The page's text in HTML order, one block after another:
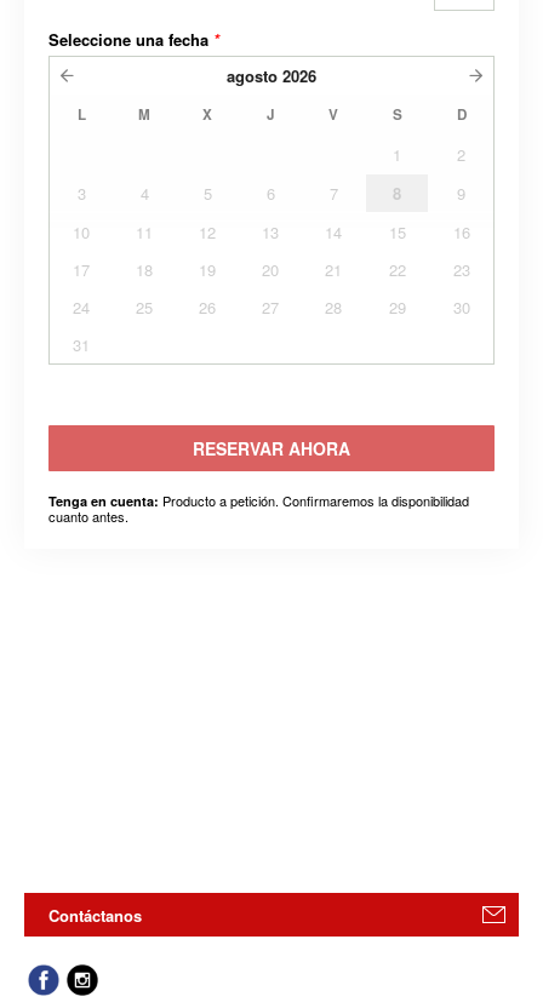
Seleccione una fecha *
agosto 2026
L M X J V S D
1
2
3
4 5 6 7 8
9
10
11 12 13 14 15
16
17
18 19 20 21 22
23
24
25 26 27 28 29
30
31
RESERVAR AHORA
Tenga en cuenta: Producto a petición. Confirmaremos la disponibilidad
cuanto antes.
Contáctanos